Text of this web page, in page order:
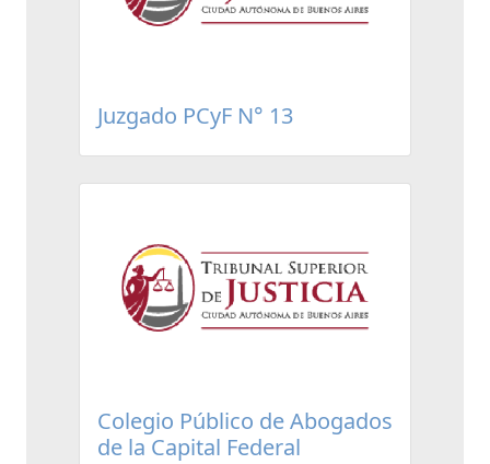
Juzgado PCyF N° 13
Colegio Público de Abogados
de la Capital Federal